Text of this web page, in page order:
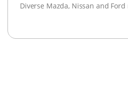
Diverse Mazda, Nissan and Ford